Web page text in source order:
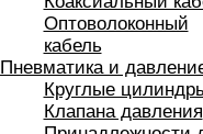
Оптоволоконный
кабель
Пневматика и
Круглые
Клапана давления